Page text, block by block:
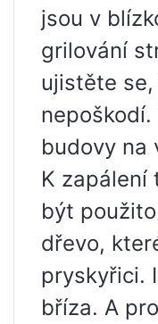
jsou v
grilování
ujistěte
budovy na
K zapálení
být
dřevo,
pryskyřici.
bříza. A